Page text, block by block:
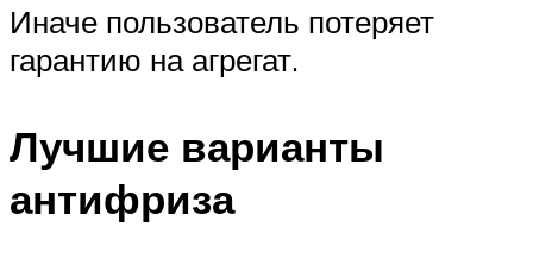
Иначе пользователь потеряет
гарантию на агрегат.
Лучшие варианты
антифриза